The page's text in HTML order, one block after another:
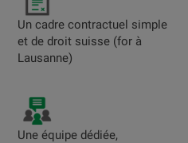
Un cadre contractuel simple
et de droit suisse (for à
Lausanne)
Une équipe dédiée,